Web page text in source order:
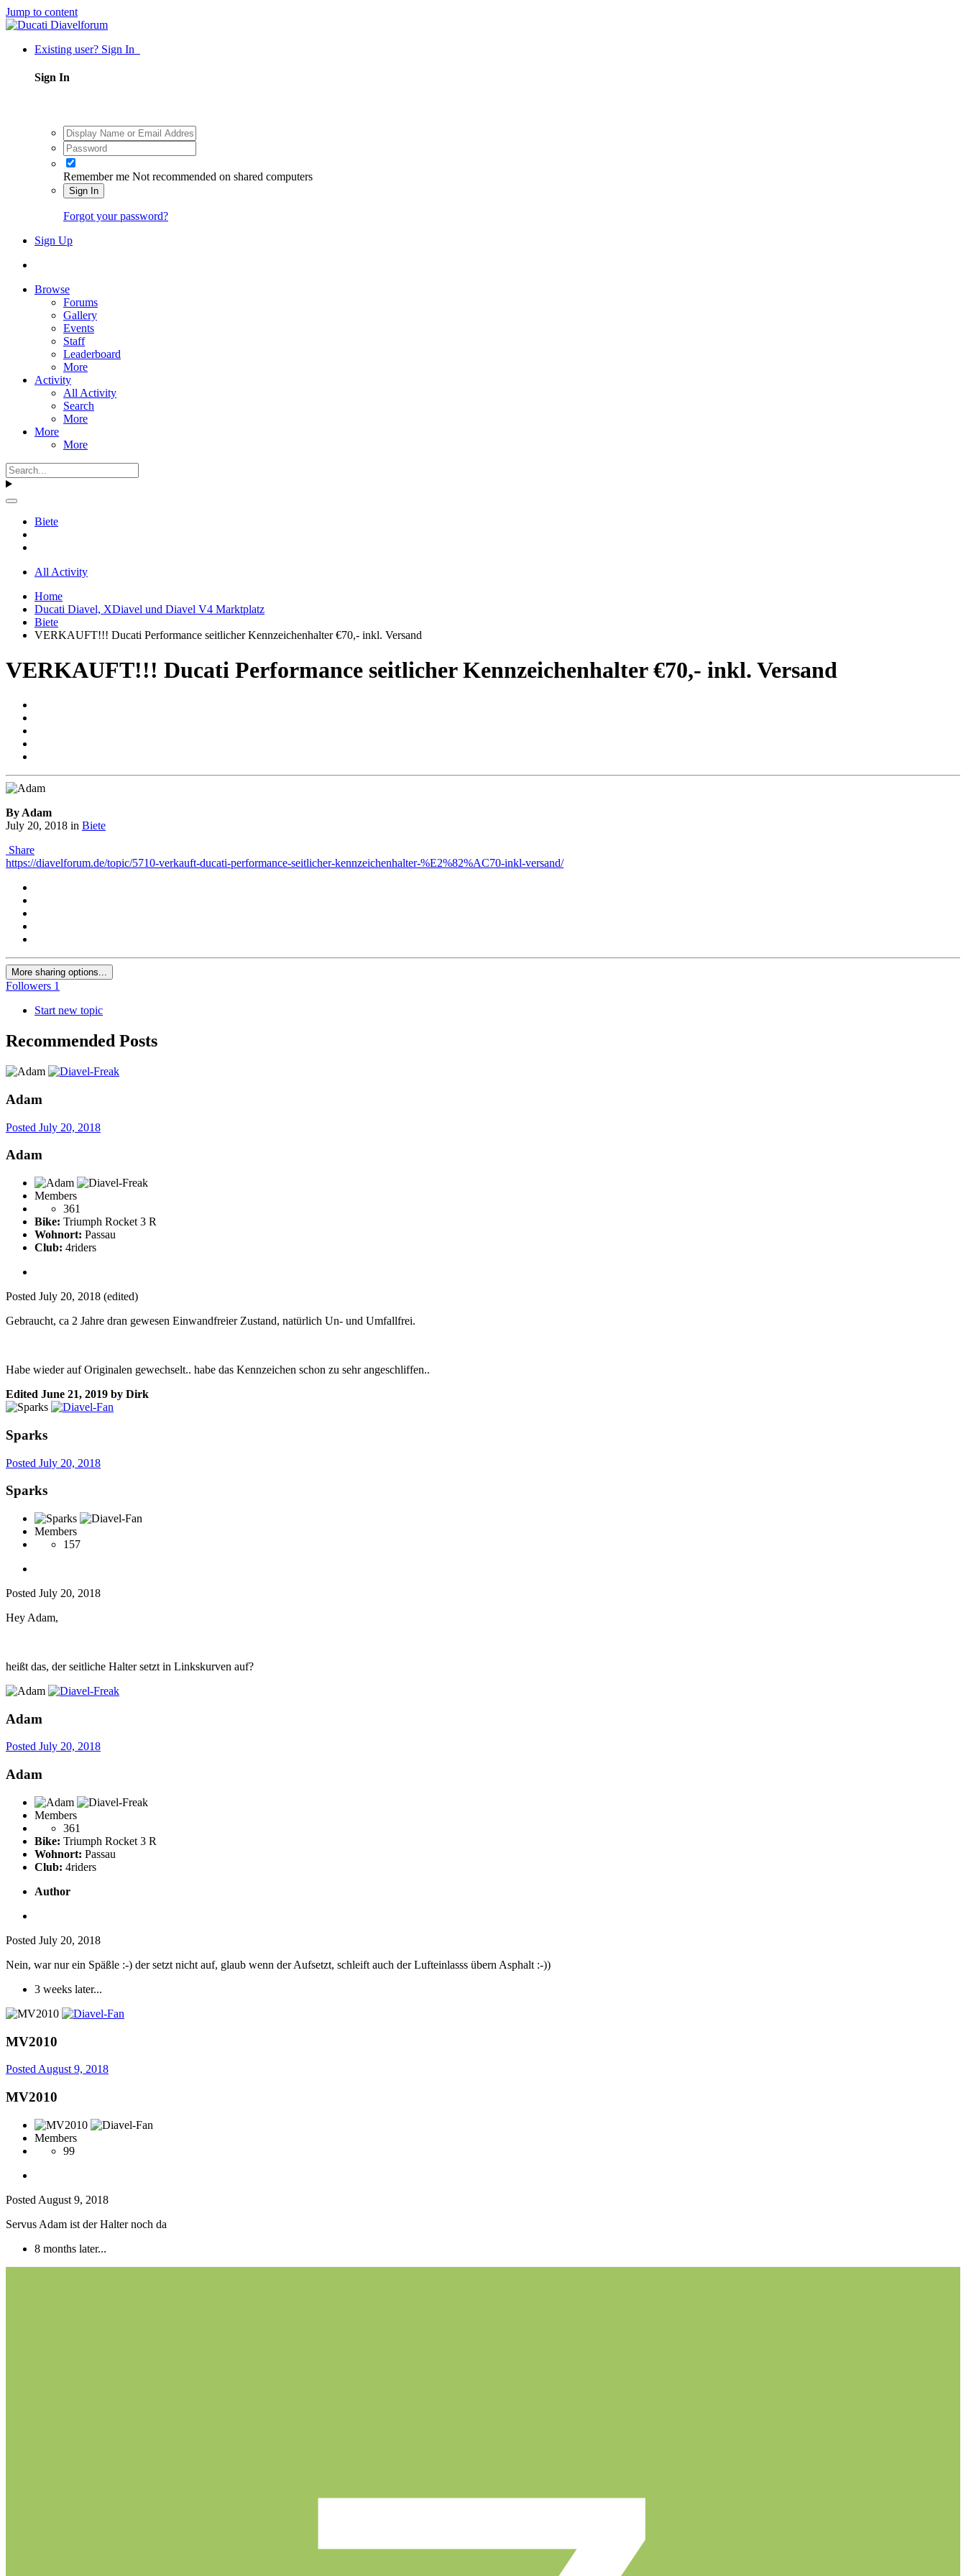
Jump to content
Existing user? Sign In
Sign In
Remember me Not recommended on shared computers
Sign In
Forgot your password?
Sign Up
Browse
Forums
Gallery
Events
Staff
Leaderboard
More
Activity
All Activity
Search
More
More
More
Biete
All Activity
Home
Ducati Diavel, XDiavel und Diavel V4 Marktplatz
Biete
VERKAUFT!!! Ducati Performance seitlicher Kennzeichenhalter €70,- inkl. Versand
VERKAUFT!!! Ducati Performance seitlicher Kennzeichenhalter €70,- inkl. Versand
By Adam
July 20, 2018 in Biete
Share
https://diavelforum.de/topic/5710-verkauft-ducati-performance-seitlicher-kennzeichenhalter-%E2%82%AC70-inkl-versand/
More sharing options...
Followers 1
Start new topic
Recommended Posts
Adam
Posted July 20, 2018
Adam
Members
361
Bike: Triumph Rocket 3 R
Wohnort: Passau
Club: 4riders
Posted July 20, 2018 (edited)
Gebraucht, ca 2 Jahre dran gewesen Einwandfreier Zustand, natürlich Un- und Umfallfrei.
Habe wieder auf Originalen gewechselt.. habe das Kennzeichen schon zu sehr angeschliffen..
Edited June 21, 2019 by Dirk
Sparks
Posted July 20, 2018
Sparks
Members
157
Posted July 20, 2018
Hey Adam,
heißt das, der seitliche Halter setzt in Linkskurven auf?
Adam
Posted July 20, 2018
Adam
Members
361
Bike: Triumph Rocket 3 R
Wohnort: Passau
Club: 4riders
Author
Posted July 20, 2018
Nein, war nur ein Späßle :-) der setzt nicht auf, glaub wenn der Aufsetzt, schleift auch der Lufteinlasss übern Asphalt :-))
3 weeks later...
MV2010
Posted August 9, 2018
MV2010
Members
99
Posted August 9, 2018
Servus Adam ist der Halter noch da
8 months later...